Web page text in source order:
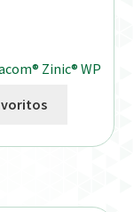
Zinic® WP